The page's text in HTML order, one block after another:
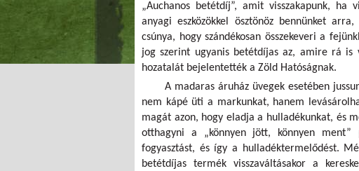
„Auchanos betétdíj”, amit visszakapunk, ha
anyagi eszközökkel ösztönöz bennünket
csúnya, hogy szándékosan összekeveri a
jog szerint ugyanis betétdíjas az, amire rá
hozatalát bejelentették a Zöld Hatóságnak.
A madaras áruház üvegek esetében
nem kápé üti a markunkat, hanem
magát azon, hogy eladja a hulladékunkat, és
otthagyni a „könnyen jött, könnyen ment”
fogyasztást, és így a hulladéktermelődést.
betétdíjas termék visszaváltásakor a